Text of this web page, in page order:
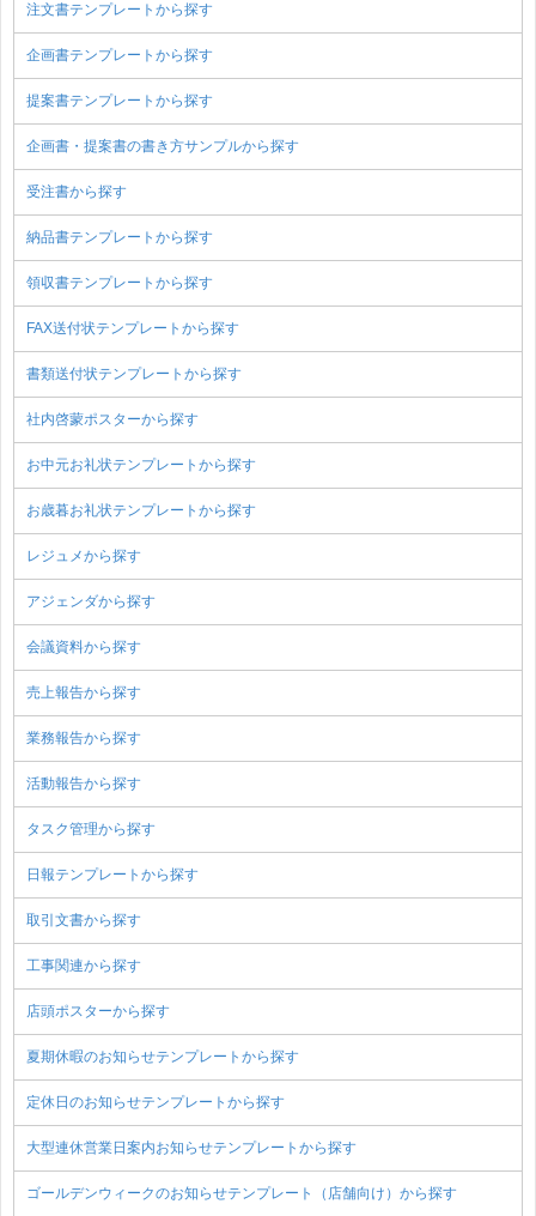
注文書テンプレートから探す
企画書テンプレートから探す
提案書テンプレートから探す
企画書・提案書の書き方サンプルから探す
受注書から探す
納品書テンプレートから探す
領収書テンプレートから探す
FAX送付状テンプレートから探す
書類送付状テンプレートから探す
社内啓蒙ポスターから探す
お中元お礼状テンプレートから探す
お歳暮お礼状テンプレートから探す
レジュメから探す
アジェンダから探す
会議資料から探す
売上報告から探す
業務報告から探す
活動報告から探す
タスク管理から探す
日報テンプレートから探す
取引文書から探す
工事関連から探す
店頭ポスターから探す
夏期休暇のお知らせテンプレートから探す
定休日のお知らせテンプレートから探す
大型連休営業日案内お知らせテンプレートから探す
ゴールデンウィークのお知らせテンプレート（店舗向け）から探す